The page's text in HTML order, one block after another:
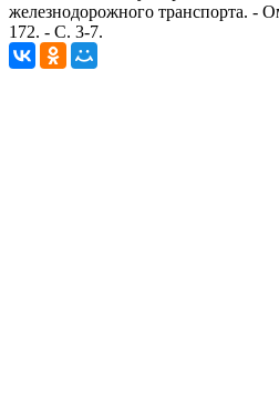
железнодорожного транспорта. -
172. - С. 3-7.